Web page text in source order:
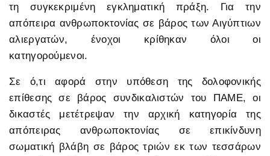
τη συγκεκριμένη εγκληματική πράξη. Για την
απόπειρα ανθρωποκτονίας σε βάρος των Αιγύπτιων
αλιεργατών, ένοχοι κρίθηκαν όλοι οι
κατηγορούμενοι.
Σε ό,τι αφορά στην υπόθεση της δολοφονικής
επίθεσης σε βάρος συνδικαλιστών του ΠΑΜΕ, οι
δικαστές μετέτρεψαν την αρχική κατηγορία της
απόπειρας ανθρωποκτονίας σε επικίνδυνη
σωματική βλάβη σε βάρος τριών εκ των τεσσάρων